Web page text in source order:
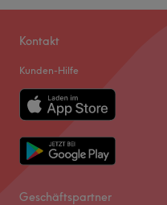
Kontakt
Kunden-Hilfe
Geschäftspartner